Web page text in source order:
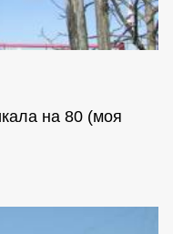
на 80 (моя